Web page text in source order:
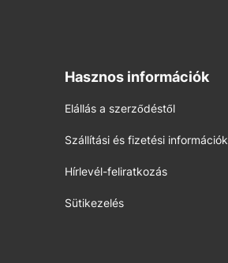
Hasznos információk
Elállás a szerződéstől
Szállítási és fizetési információk
Hírlevél-feliratkozás
Sütikezelés